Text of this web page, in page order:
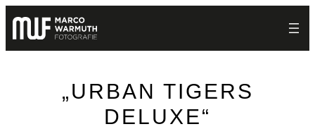
Zum
Inhalt
springen
„URBAN TIGERS
DELUXE“